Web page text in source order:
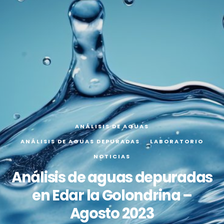
ANÁLISIS DE AGUAS
ANÁLISIS DE AGUAS DEPURADAS
LABORATORIO
NOTICIAS
Análisis de aguas depuradas
en Edar la Golondrina –
Agosto 2023